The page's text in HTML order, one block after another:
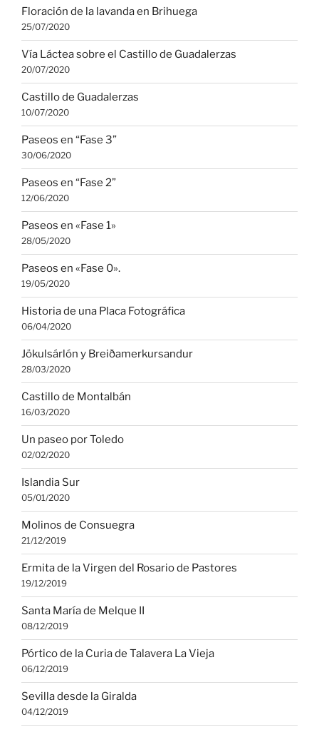
Floración de la lavanda en Brihuega
25/07/2020
Vía Láctea sobre el Castillo de Guadalerzas
20/07/2020
Castillo de Guadalerzas
10/07/2020
Paseos en “Fase 3”
30/06/2020
Paseos en “Fase 2”
12/06/2020
Paseos en «Fase 1»
28/05/2020
Paseos en «Fase 0».
19/05/2020
Historia de una Placa Fotográfica
06/04/2020
Jökulsárlón y Breiðamerkursandur
28/03/2020
Castillo de Montalbán
16/03/2020
Un paseo por Toledo
02/02/2020
Islandia Sur
05/01/2020
Molinos de Consuegra
21/12/2019
Ermita de la Virgen del Rosario de Pastores
19/12/2019
Santa María de Melque II
08/12/2019
Pórtico de la Curia de Talavera La Vieja
06/12/2019
Sevilla desde la Giralda
04/12/2019